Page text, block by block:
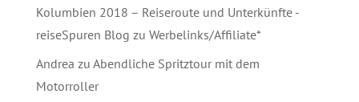
Kolumbien 2018 – Reiseroute und Unterkünfte -
reiseSpuren Blog zu Werbelinks/Affiliate*
Andrea zu Abendliche Spritztour mit dem
Motorroller